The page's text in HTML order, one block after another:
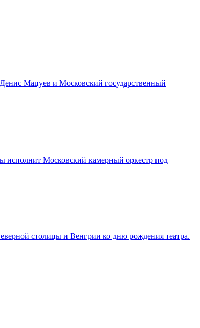
Мацуев и Московский государственный
исполнит Московский камерный оркестр под
столицы и Венгрии ко дню рождения театра.